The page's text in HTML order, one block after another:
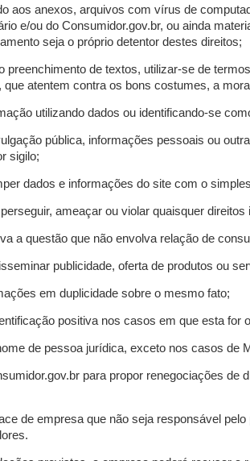
aos anexos, arquivos com vírus de
e/ou do Consumidor.gov.br, ou ainda
seja o próprio detentor destes direitos;
preenchimento de textos, utilizar-se de
atentem contra os bons costumes, a
utilizando dados ou identificando-se
pública, informações pessoais ou
sigilo;
dados e informações do site com o
ameaçar ou violar quaisquer
a questão que não envolva relação de
publicidade, oferta de produtos ou
em duplicidade sobre o mesmo fato;
positiva nos casos em que esta for
de pessoa jurídica, exceto nos casos de
para propor renegociações
de empresa que não seja responsável